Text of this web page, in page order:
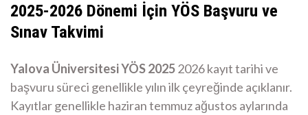
2025-2026 Dönemi İçin YÖS Başvuru ve
Sınav Takvimi
Yalova Üniversitesi YÖS 20252026 kayıt tarihi ve
başvuru süreci genellikle yılın ilk çeyreğinde açıklanır.
Kayıtlar genellikle haziran temmuz ağustos aylarında